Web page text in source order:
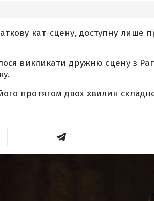
кат-сцену, доступну лише
викликати дружню сцену з
протягом двох хвилин